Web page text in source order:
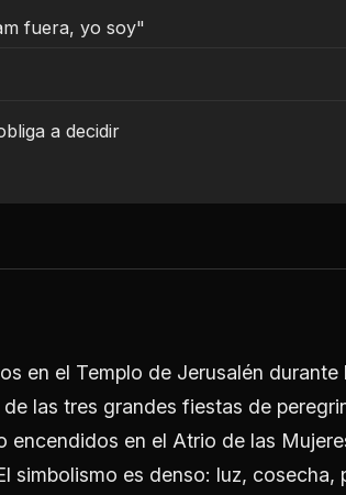
fuera, yo soy"
a decidir
en el Templo de Jerusalén durante
las tres grandes fiestas de
encendidos en el Atrio de las
simbolismo es denso: luz, cosecha,